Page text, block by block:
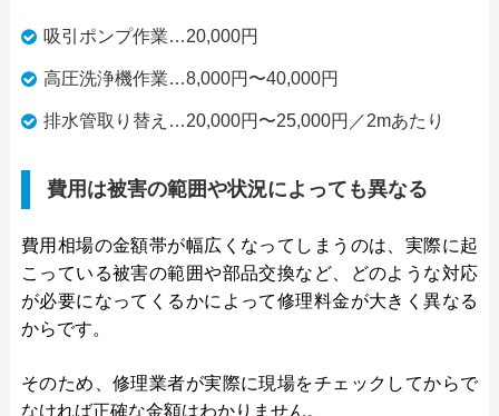
吸引ポンプ作業…20,000円
高圧洗浄機作業…8,000円〜40,000円
排水管取り替え…20,000円〜25,000円／2mあたり
費用は被害の範囲や状況によっても異なる
費用相場の金額帯が幅広くなってしまうのは、実際に起
こっている被害の範囲や部品交換など、どのような対応
が必要になってくるかによって修理料金が大きく異なる
からです。
そのため、修理業者が実際に現場をチェックしてからで
なければ正確な金額はわかりません。